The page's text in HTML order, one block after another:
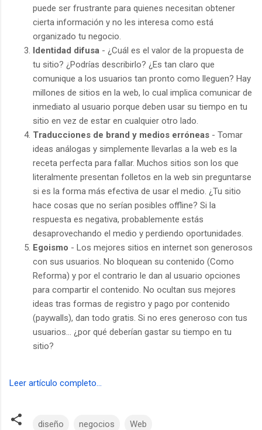
puede ser frustrante para quienes necesitan obtener
cierta información y no les interesa como está
organizado tu negocio.
Identidad difusa - ¿Cuál es el valor de la propuesta de
tu sitio? ¿Podrías describirlo? ¿Es tan claro que
comunique a los usuarios tan pronto como lleguen? Hay
millones de sitios en la web, lo cual implica comunicar de
inmediato al usuario porque deben usar su tiempo en tu
sitio en vez de estar en cualquier otro lado.
Traducciones de brand y medios erróneas - Tomar
ideas análogas y simplemente llevarlas a la web es la
receta perfecta para fallar. Muchos sitios son los que
literalmente presentan folletos en la web sin preguntarse
si es la forma más efectiva de usar el medio. ¿Tu sitio
hace cosas que no serían posibles offline? Si la
respuesta es negativa, probablemente estás
desaprovechando el medio y perdiendo oportunidades.
Egoismo - Los mejores sitios en internet son generosos
con sus usuarios. No bloquean su contenido (Como
Reforma) y por el contrario le dan al usuario opciones
para compartir el contenido. No ocultan sus mejores
ideas tras formas de registro y pago por contenido
(paywalls), dan todo gratis. Si no eres generoso con tus
usuarios… ¿por qué deberían gastar su tiempo en tu
sitio?
Leer artículo completo...
diseño negocios Web